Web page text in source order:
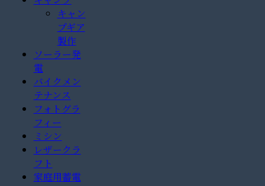
キャン
プギア
製作
ソーラー発
電
バイクメン
テナンス
フォトグラ
フィー
ミシン
レザークラ
フト
家庭用蓄電